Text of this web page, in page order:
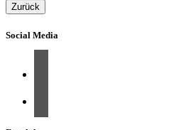
Zurück
Social Media